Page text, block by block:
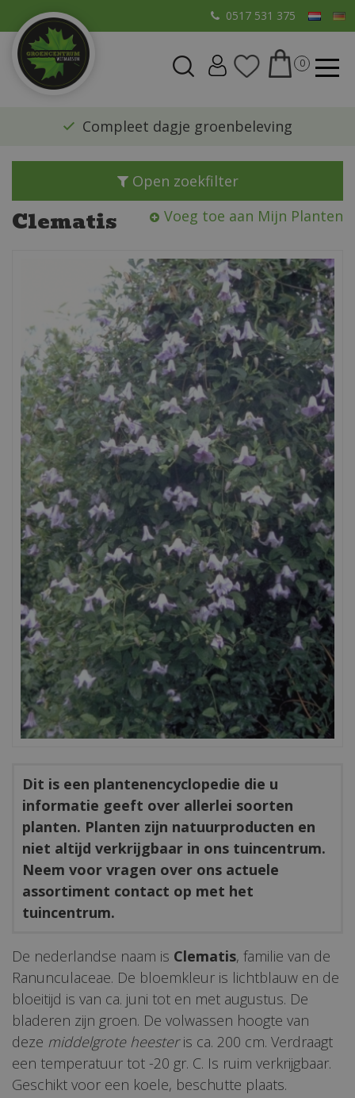
a
0517 531 375
​Compleet dagje groenbeleving
Open zoekfilter
Clematis Voeg toe aan Mijn Planten
Dit is een plantenencyclopedie die u
informatie geeft over allerlei soorten
planten. Planten zijn natuurproducten en
niet altijd verkrijgbaar in ons tuincentrum.
Neem voor vragen over ons actuele
assortiment contact op met het
tuincentrum.
De nederlandse naam is Clematis, familie van de
Ranunculaceae. De bloemkleur is lichtblauw en de
bloeitijd is van ca. juni tot en met augustus. De
bladeren zijn groen. De volwassen hoogte van
deze middelgrote heesteris ca. 200 cm. Verdraagt
een temperatuur tot -20 gr. C. Is ruim verkrijgbaar.
Geschikt voor een koele, beschutte plaats.